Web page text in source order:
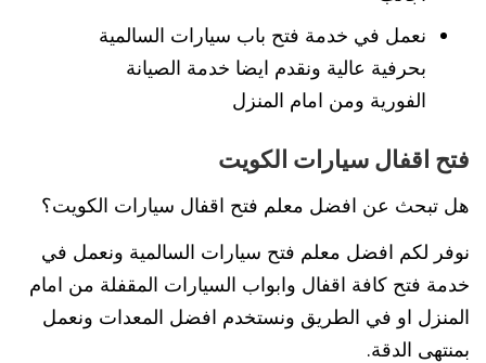
نعمل في خدمة فتح باب سيارات السالمية
بحرفية عالية ونقدم ايضا خدمة الصيانة
الفورية ومن امام المنزل
فتح اقفال سيارات الكويت
هل تبحث عن افضل معلم فتح اقفال سيارات الكويت؟
نوفر لكم افضل معلم فتح سيارات السالمية ونعمل في
خدمة فتح كافة اقفال وابواب السيارات المقفلة من امام
المنزل او في الطريق ونستخدم افضل المعدات ونعمل
بمنتهى الدقة.